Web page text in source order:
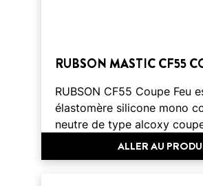
RUBSON MASTIC CF55
RUBSON CF55 Coupe Feu
élastomère silicone mono
neutre de type alcoxy
ALLER AU